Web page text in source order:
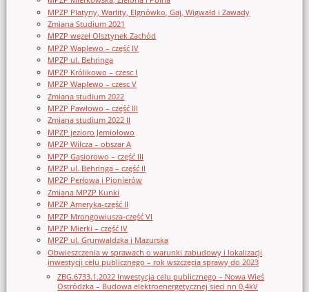
MPZP Platyny, Warlity, Elgnówko, Gaj, Wigwałd i Zawady
Zmiana Studium 2021
MPZP węzeł Olsztynek Zachód
MPZP Waplewo – część IV
MPZP ul. Behringa
MPZP Królikowo – czesc I
MPZP Waplewo – czesc V
Zmiana studium 2022
MPZP Pawłowo – część III
Zmiana studium 2022 II
MPZP jezioro Jemiołowo
MPZP Wilcza – obszar A
MPZP Gąsiorowo – część III
MPZP ul. Behringa – część II
MPZP Perłowa i Pionierów
Zmiana MPZP Kunki
MPZP Ameryka-część II
MPZP Mrongowiusza-część VI
MPZP Mierki – część IV
MPZP ul. Grunwaldzka i Mazurska
Obwieszczenia w sprawach o warunki zabudowy i lokalizacji
inwestycji celu publicznego – rok wszczęcia sprawy do 2023
ZBG.6733.1.2022 Inwestycja celu publicznego – Nowa Wieś
Ostródzka – Budowa elektroenergetycznej sieci nn 0,4kV